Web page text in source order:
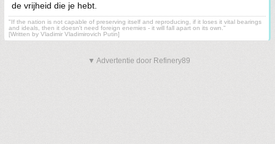
de vrijheid die je hebt.
"If the nation is not capable of preserving itself and reproducing, if it loses it vital bearings
and ideals, then it doesn't need foreign enemies - it will fall apart on its own."
[Written by Vladimir Vladimirovich Putin]
▼ Advertentie door Refinery89